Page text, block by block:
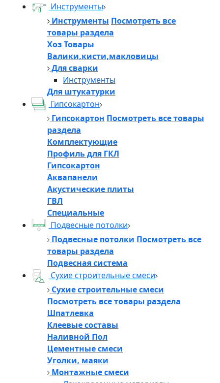
Инструменты
Инструменты Посмотреть все
товары раздела
Хоз Товары
Валики,кисти,макловицы
Для сварки
Инструменты
Для штукатурки
Гипсокартон
Гипсокартон Посмотреть все товары
раздела
Комплектующие
Профиль для ГКЛ
Гипсокартон
Аквапанели
Акустические плиты
ГВЛ
Специальные
Подвесные потолки
Подвесные потолки Посмотреть все
товары раздела
Подвесная система
Сухие строительные смеси
Сухие строительные смеси
Посмотреть все товары раздела
Шпатлевка
Клеевые составы
Наливной Пол
Цементные смеси
Уголки, маяки
Монтажные смеси